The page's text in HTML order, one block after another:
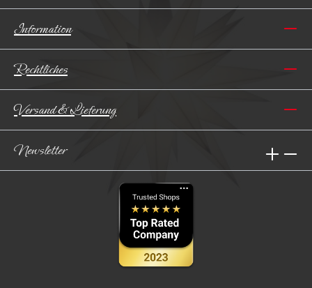
Information
Rechtliches
Versand & Lieferung
Newsletter